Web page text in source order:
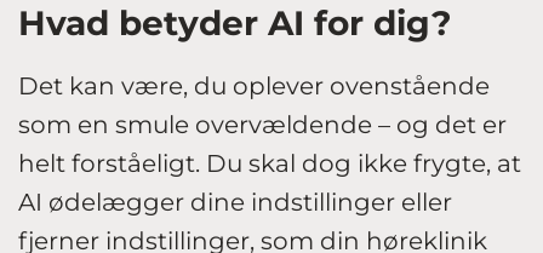
Hvad betyder AI for dig?
Det kan være, du oplever ovenstående
som en smule overvældende – og det er
helt forståeligt. Du skal dog ikke frygte, at
AI ødelægger dine indstillinger eller
fjerner indstillinger, som din høreklinik